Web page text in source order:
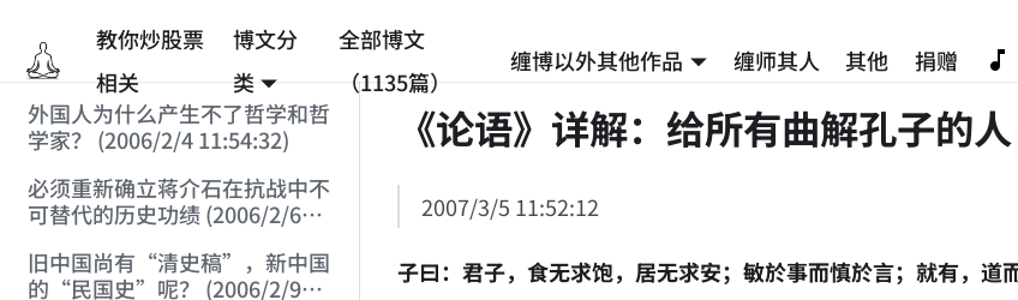
教你炒股票
相关
博文分
类
全部博文
（1135篇）
缠博以外其他作品 缠师其人 其他 捐赠
外国人为什么产生不了哲学和哲
学家？ (2006/2/4 11:54:32)
必须重新确立蒋介石在抗战中不
可替代的历史功绩 (2006/2/6
旧中国尚有“清史稿”，新中国
的“民国史”呢？ (2006/2/9
《论语》详解：给所有曲解孔子的人
2007/3/5 11:52:12
子曰：君子，食无求饱，居无求安；敏於事而慎於言；就有，道